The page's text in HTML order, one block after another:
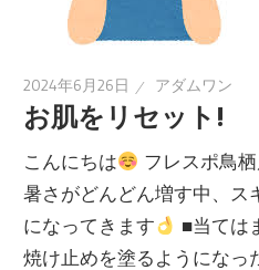
2024年6月26日 アダムワン
お肌をリセット!
こんにちは
フレスポ鳥
暑さがどんどん増す中、ス
になってきます
■当ては
焼け止めを塗るようになっ